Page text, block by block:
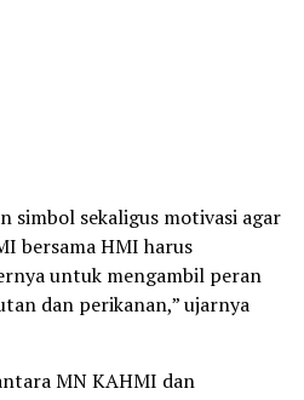
simbol sekaligus motivasi agar
bersama HMI harus
untuk mengambil peran
dan perikanan,” ujarnya
MN KAHMI dan